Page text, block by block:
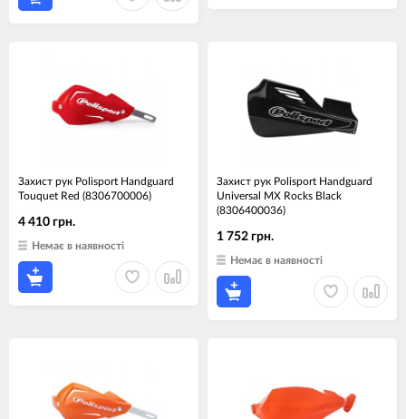
Захист рук Polisport Handguard
Touquet Red (8306700006)
4 410 грн.
Немає в наявності
Захист рук Polisport Handguard
Universal MX Rocks Black
(8306400036)
1 752 грн.
Немає в наявності